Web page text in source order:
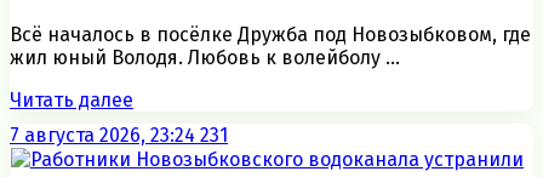
Всё началось в посёлке Дружба под Новозыбковом, где
жил юный Володя. Любовь к волейболу ...
Читать далее
7 августа 2026, 23:24 231